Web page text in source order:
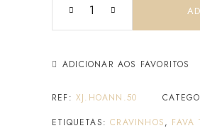
Quantidade de Homme
ADICIONAR AOS FAVORITOS
REF: XJ.HOANN.50
ETIQUETAS:CRAVINHOS, FAVA